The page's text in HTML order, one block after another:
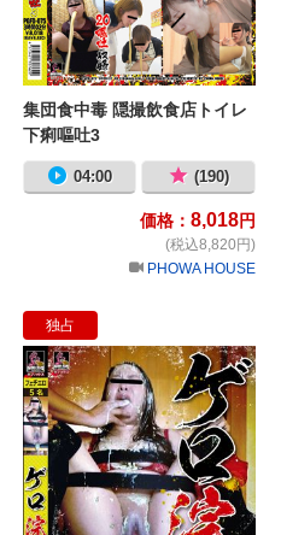
集団食中毒 隠撮飲食店トイレ
下痢嘔吐3
04:00 (190)
価格： 8,018円
(税込8,820円)
PHOWA HOUSE
院内感染パンデミア嘔吐 -迫り来る
独占
ゲ